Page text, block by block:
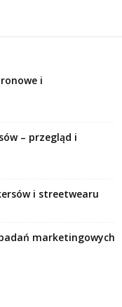
i
– przegląd i
i streetwearu
marketingowych